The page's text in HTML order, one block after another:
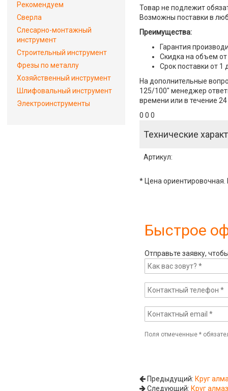
Товар не подлежит
Возможны поставки в
Преимущества:
Гарантия
Скидка на объем от
Срок поставки от 1
На дополнительные
125/100" менеджер
времени или в течение
0 0 0
Технические
Артикул:
* Цена ориентировочная.
Быстрое
Отправьте заявку,
Поля отмеченные*
Предыдущий: Круг
Следующий: Круг
Рекомендуем
Сверла
Слесарно-монтажный
инструмент
Строительный инструмент
Фрезы по металлу
Хозяйственный инструмент
Шлифовальный инструмент
Электроинструменты